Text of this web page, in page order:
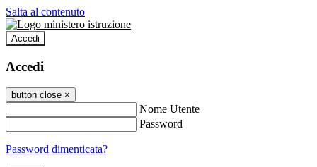
Salta al contenuto
Accedi
Accedi
button close ×
Nome Utente
Password
Password dimenticata?